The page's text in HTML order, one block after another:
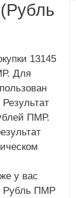
13145
Для
ПМР.
у вас
Рубль ПМР